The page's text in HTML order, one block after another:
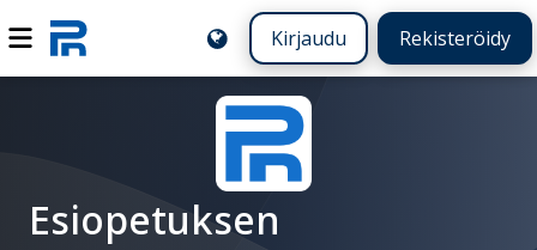
Kirjaudu Rekisteröidy
Esiopetuksen